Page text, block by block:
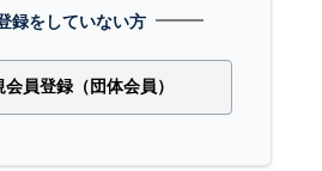
録をしていない方
会員登録（団体会員）